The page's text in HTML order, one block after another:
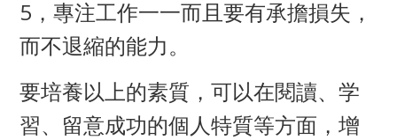
5，專注工作一一而且要有承擔損失，
而不退縮的能力。
要培養以上的素質，可以在閱讀、学
習、留意成功的個人特質等方面，增